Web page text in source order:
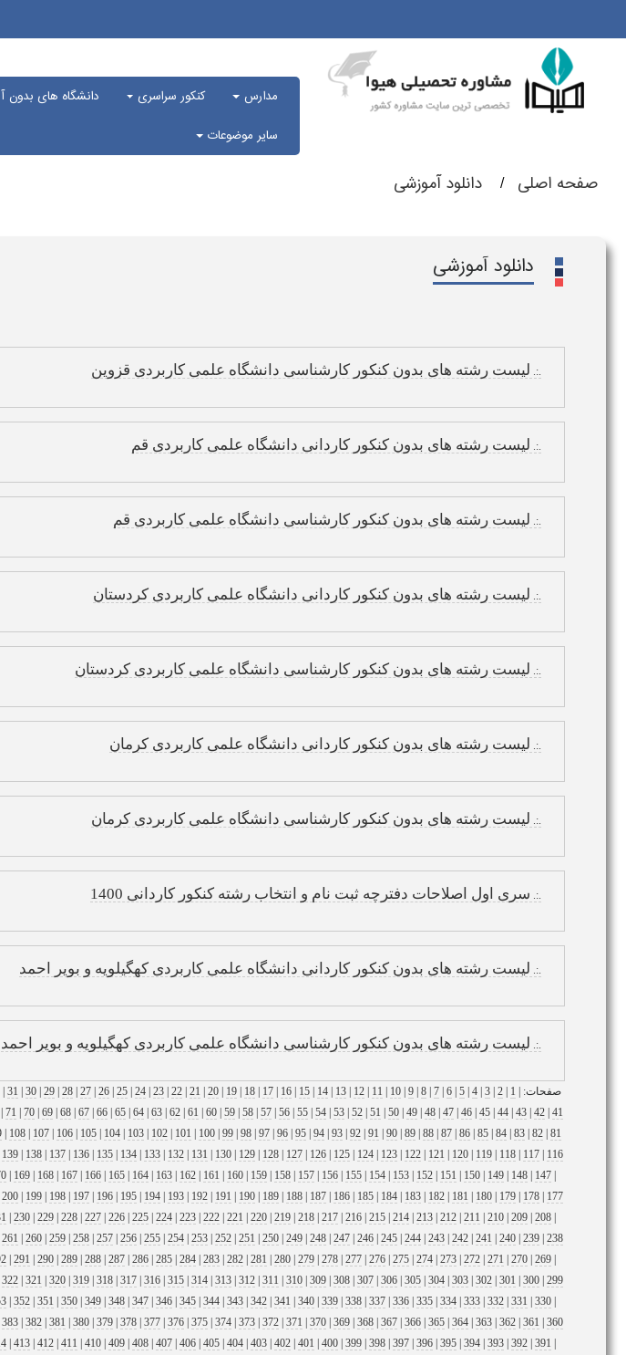
مدارس کنکور سراسری دانشگاه های بدون
سایر موضوعات
صفحه اصلی دانلود آموزشی
دانلود آموزشی
.:. لیست رشته های بدون کنکور کارشناسی دانشگاه علمی کاربردی قزوین
.:. لیست رشته های بدون کنکور کاردانی دانشگاه علمی کاربردی قم
.:. لیست رشته های بدون کنکور کارشناسی دانشگاه علمی کاربردی قم
.:. لیست رشته های بدون کنکور کاردانی دانشگاه علمی کاربردی کردستان
.:. لیست رشته های بدون کنکور کارشناسی دانشگاه علمی کاربردی کردستان
.:. لیست رشته های بدون کنکور کاردانی دانشگاه علمی کاربردی کرمان
.:. لیست رشته های بدون کنکور کارشناسی دانشگاه علمی کاربردی کرمان
.:. سری اول اصلاحات دفترچه ثبت نام و انتخاب رشته کنکور کاردانی 1400
.:. لیست رشته های بدون کنکور کاردانی دانشگاه علمی کاربردی کهگیلویه و بویر احمد
.:. لیست رشته های بدون کنکور کارشناسی دانشگاه علمی کاربردی کهگیلویه و بویر احمد
صفحات: | 1
|
2
|
3
|
4
|
5
|
6
|
7
|
8
|
9
|
10
11
|
12
|
13
|
14
|
15
|
16
|
17
|
18
|
19
|
20
21
|
22
|
23
|
24
|
25
|
26
|
27
|
28
|
29
|
30
31
|
41
|
42
|
43
|
44
|
45
|
46
|
47
|
48
|
49
|
50
51
|
52
|
53
|
54
|
55
|
56
|
57
|
58
|
59
|
60
61
|
62
|
63
|
64
|
65
|
66
|
67
|
68
|
69
|
70
71
81
|
82
|
83
|
84
|
85
|
86
|
87
|
88
|
89
|
90
91
|
92
|
93
|
94
|
95
|
96
|
97
|
98
|
99
|
100
101
|
102
|
103
|
104
|
105
|
106
|
107
|
108
|
116
117
118
119
120
121
122
123
124
125
126
127
128
129
130
131
132
133
134
135
136
137
138
139
147
148
149
150
151
152
153
154
155
156
157
158
159
160
161
162
163
164
165
166
167
168
169
177
178
179
180
181
182
183
184
185
186
187
188
189
190
191
192
193
194
195
196
197
198
199
200
|
208
|
209
|
210
|
211
|
212
|
213
|
214
|
215
|
216
|
217
|
218
|
219
|
220
|
221
|
222
|
223
|
224
|
225
|
226
|
227
|
228
|
229
|
230
|
238
|
239
|
240
|
241
|
242
|
243
|
244
|
245
|
246
|
247
|
248
|
249
|
250
|
251
|
252
|
253
|
254
|
255
|
256
|
257
|
258
|
259
|
260
|
261
|
269
|
270
|
271
|
272
|
273
|
274
|
275
|
276
|
277
|
278
|
279
|
280
|
281
|
282
|
283
|
284
|
285
|
286
|
287
|
288
|
289
|
290
|
291
|
299
|
300
|
301
|
302
|
303
|
304
|
305
|
306
|
307
|
308
|
309
|
310
|
311
|
312
|
313
|
314
|
315
|
316
|
317
|
318
|
319
|
320
|
321
|
322
|
330
|
331
|
332
|
333
|
334
|
335
|
336
|
337
|
338
|
339
|
340
|
341
|
342
|
343
|
344
|
345
|
346
|
347
|
348
|
349
|
350
|
351
|
352
|
360
|
361
|
362
|
363
|
364
|
365
|
366
|
367
|
368
|
369
|
370
|
371
|
372
|
373
|
374
|
375
|
376
|
377
|
378
|
379
|
380
|
381
|
382
|
383
|
391
|
392
|
393
|
394
|
395
|
396
|
397
|
398
|
399
|
400
|
401
|
402
|
403
|
404
|
405
|
406
|
407
|
408
|
409
|
410
|
411
|
412
|
413
|